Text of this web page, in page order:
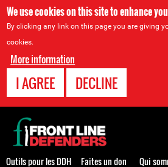
We use cookies on this site to enhance
By clicking any link on this page you are giving
cookies.
More information
I AGREE DECLINE
Back
to
top
Outils pour les DDH Faites un don
Qui